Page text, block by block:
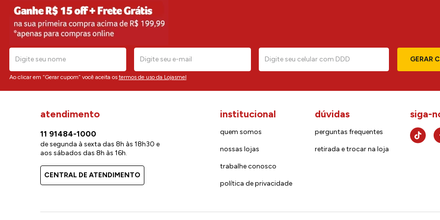
GERAR
Ao clicar em “Gerar cupom” você aceita os termos de uso da Lojasmel
atendimento
11 91484-1000
de segunda à sexta das 8h às 18h30 e
aos sábados das 8h às 16h.
CENTRAL DE ATENDIMENTO
institucional
quem somos
nossas lojas
trabalhe conosco
política de privacidade
dúvidas
perguntas frequentes
retirada e trocar na loja
siga-